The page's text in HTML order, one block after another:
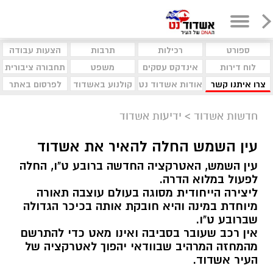
ספורט רכילות תרבות
הצעות עבודה
לוח דירות
אינדקס עסקים משפט
תחבורה ציבורית
צרו איתנו קשר
אודות אשדוד נט קולנוע באשדוד לפרסום באתר
חדשות אשדוד > ידיעות אשדוד
עין השמש החלה להאיר את אשדוד
עין השמש, האטרקציה החדשה ברובע ט"ו, החלה
לפעול במלוא הדרה.
ליצירה הייחודית מסוגה בעולם עוצבה תאורה
מיוחדת במינה והיא חובקת אותה בכיכר הגדולה
שברובע ט"ו.
אין רכב שעובר בסביבה ואינו מאט כדי להתרשם
מהמחזה המרהיב שבוודאי יהפוך לאטרקציה של
העיר אשדוד.